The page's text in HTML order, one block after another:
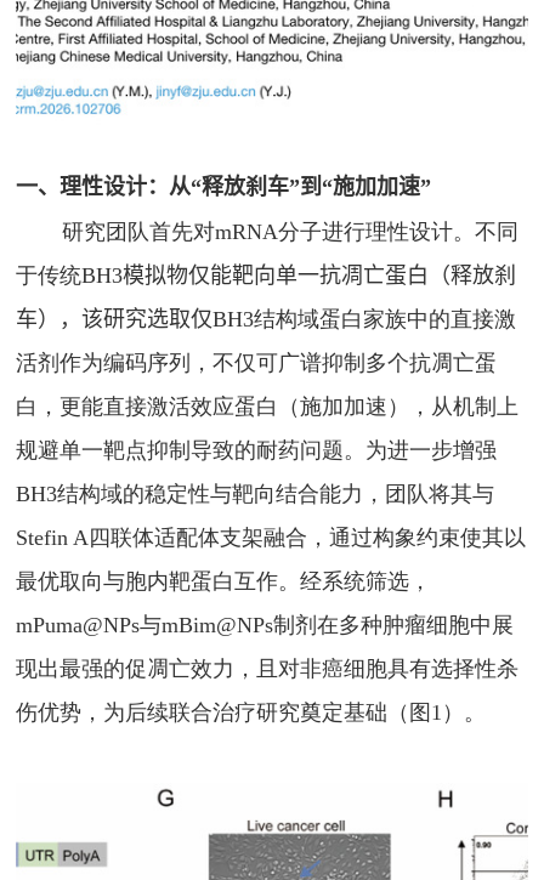
一、理性设计：从“释放刹车”到“施加加速”
研究团队首先对mRNA分子进行理性设计。不同
于传统BH3模拟物仅能靶向单一抗凋亡蛋白（释放刹
车），该研究选取仅BH3结构域蛋白家族中的直接激
活剂作为编码序列，不仅可广谱抑制多个抗凋亡蛋
白，更能直接激活效应蛋白（施加加速），从机制上
规避单一靶点抑制导致的耐药问题。为进一步增强
BH3结构域的稳定性与靶向结合能力，团队将其与
Stefin A四联体适配体支架融合，通过构象约束使其以
最优取向与胞内靶蛋白互作。经系统筛选，
mPuma@NPs与mBim@NPs制剂在多种肿瘤细胞中展
现出最强的促凋亡效力，且对非癌细胞具有选择性杀
伤优势，为后续联合治疗研究奠定基础（图 1 ）。